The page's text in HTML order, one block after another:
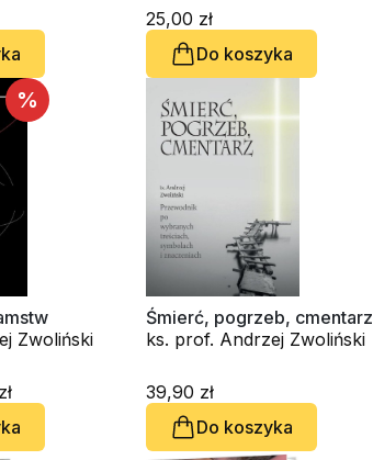
25,00 zł
Do koszyka
%
Zwoliński
Śmierć, pogrzeb, cmentarz
ks. prof. Andrzej Zwoliński
39,90 zł
Do koszyka